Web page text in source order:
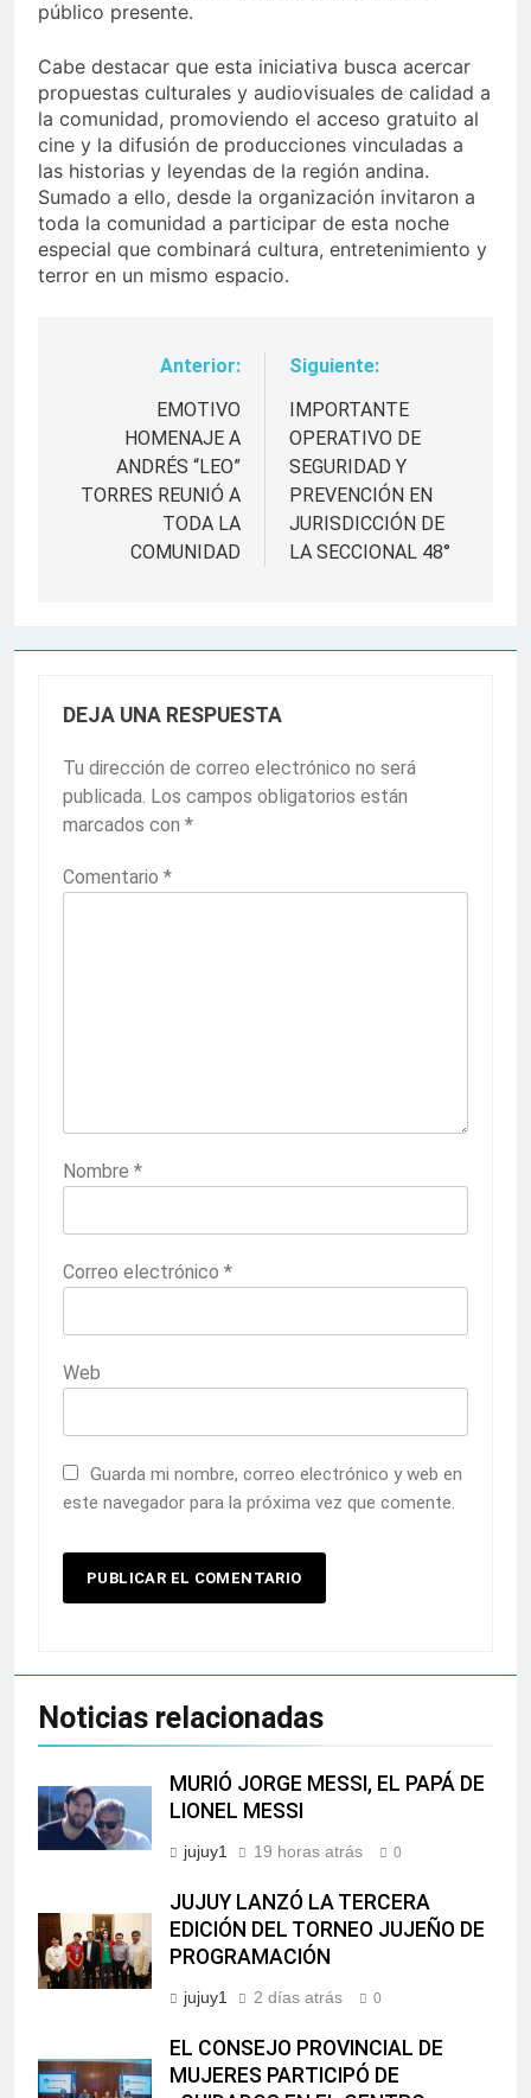
público presente.
Cabe destacar que esta iniciativa busca acercar
propuestas culturales y audiovisuales de calidad a
la comunidad, promoviendo el acceso gratuito al
cine y la difusión de producciones vinculadas a
las historias y leyendas de la región andina.
Sumado a ello, desde la organización invitaron a
toda la comunidad a participar de esta noche
especial que combinará cultura, entretenimiento y
terror en un mismo espacio.
Navegación
entradas
Anterior:
EMOTIVO
HOMENAJE A
ANDRÉS “LEO”
TORRES REUNIÓ A
TODA LA
COMUNIDAD
Siguiente:
IMPORTANTE
OPERATIVO DE
SEGURIDAD Y
PREVENCIÓN EN
JURISDICCIÓN DE
LA SECCIONAL 48°
DEJA UNA RESPUESTA
Tu dirección de correo electrónico no será
publicada. Los campos obligatorios están
marcados con *
Comentario *
Nombre *
Correo electrónico *
Web
Guarda mi nombre, correo electrónico y web en
este navegador para la próxima vez que comente.
Noticias relacionadas
MURIÓ JORGE MESSI, EL PAPÁ DE
LIONEL MESSI
jujuy1 19 horas atrás 0
JUJUY LANZÓ LA TERCERA
EDICIÓN DEL TORNEO JUJEÑO DE
PROGRAMACIÓN
jujuy1 2 días atrás 0
EL CONSEJO PROVINCIAL DE
MUJERES PARTICIPÓ DE